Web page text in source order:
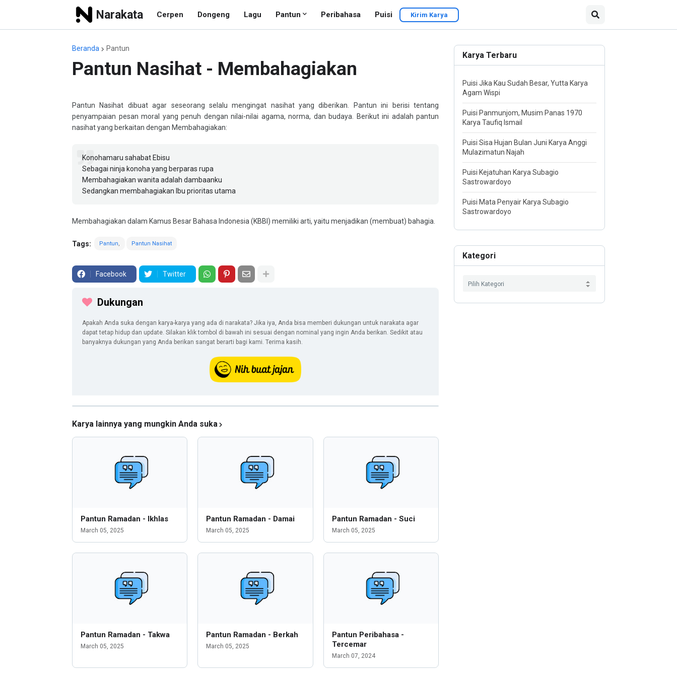
Narakata Cerpen Dongeng Lagu Pantun Peribahasa Puisi Kirim Karya
Beranda Pantun
Pantun Nasihat - Membahagiakan
Pantun Nasihat dibuat agar seseorang selalu mengingat nasihat yang diberikan. Pantun ini berisi tentang
penyampaian pesan moral yang penuh dengan nilai-nilai agama, norma, dan budaya. Berikut ini adalah pantun
nasihat yang berkaitan dengan Membahagiakan:
Konohamaru sahabat Ebisu
Sebagai ninja konoha yang berparas rupa
Membahagiakan wanita adalah dambaanku
Sedangkan membahagiakan Ibu prioritas utama
Membahagiakan dalam Kamus Besar Bahasa Indonesia (KBBI) memiliki arti, yaitu menjadikan (membuat) bahagia.
Tags: Pantun Pantun Nasihat
Facebook Twitter
Dukungan
Apakah Anda suka dengan karya-karya yang ada di narakata? Jika iya, Anda bisa memberi dukungan untuk narakata agar
dapat tetap hidup dan update. Silakan klik tombol di bawah ini sesuai dengan nominal yang ingin Anda berikan. Sedikit atau
banyaknya dukungan yang Anda berikan sangat berarti bagi kami. Terima kasih.
Karya lainnya yang mungkin Anda suka
Pantun Ramadan - Ikhlas
March 05, 2025
Pantun Ramadan - Damai
March 05, 2025
Pantun Ramadan - Suci
March 05, 2025
Pantun Ramadan - Takwa
March 05, 2025
Pantun Ramadan - Berkah
March 05, 2025
Pantun Peribahasa -
Tercemar
March 07, 2024
Karya Terbaru
Puisi Jika Kau Sudah Besar, Yutta Karya
Agam Wispi
Puisi Panmunjom, Musim Panas 1970
Karya Taufiq Ismail
Puisi Sisa Hujan Bulan Juni Karya Anggi
Mulazimatun Najah
Puisi Kejatuhan Karya Subagio
Sastrowardoyo
Puisi Mata Penyair Karya Subagio
Sastrowardoyo
Kategori